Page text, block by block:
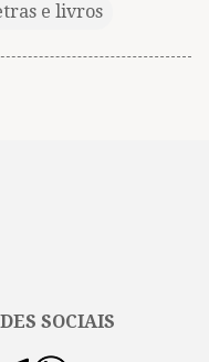
e livros
SOCIAIS